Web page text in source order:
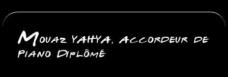
Mouaz YAHYA, Accordeur de
Piano Diplômé